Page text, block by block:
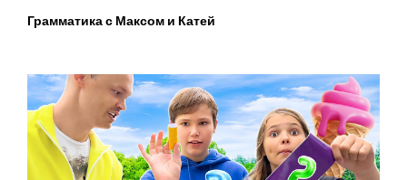
Грамматика с Максом и Катей